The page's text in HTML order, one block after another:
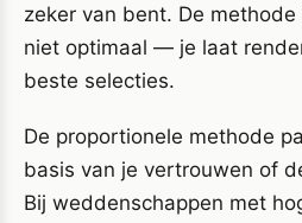
zeker van bent. De
niet optimaal — je laat
beste selecties.
De proportionele methode
basis van je vertrouwen of
Bij weddenschappen met